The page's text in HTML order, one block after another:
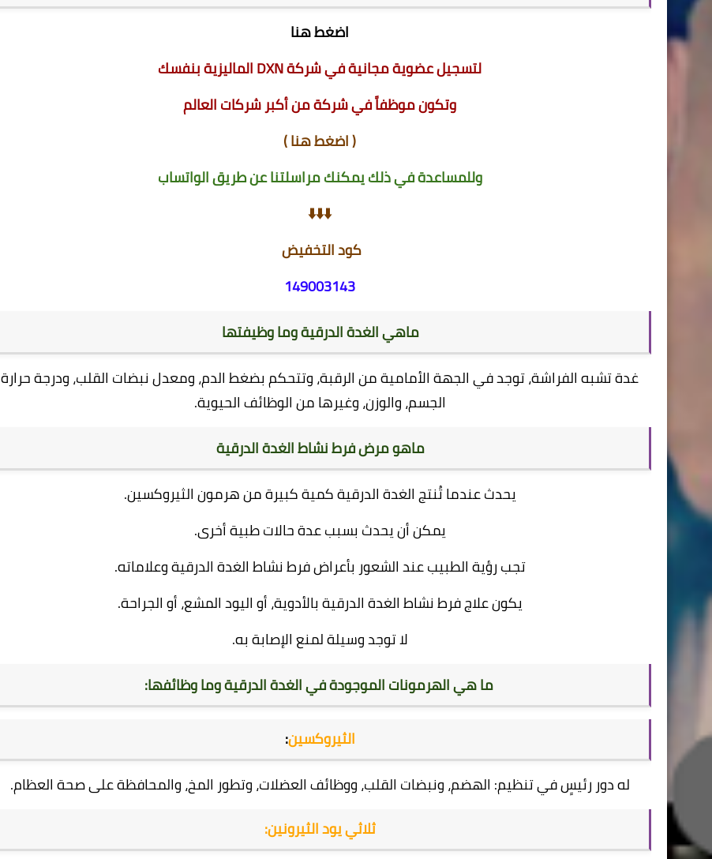
اضغط هنا
لتسجيل عضوية مجانية في شركة DXN الماليزية بنفسك
وتكون موظفاً في شركة من أكبر شركات العالم
(اضغط هنا)
وللمساعدة في ذلك يمكنك مراسلتنا عن طريق الواتساب
⬇️⬇️⬇️
كود التخفيض
149003143
ماهي الغدة الدرقية وما وظيفتها
غدة تشبه الفراشة، توجد في الجهة الأمامية من الرقبة، وتتحكم بضغط الدم، ومعدل نبضات القلب، ودرجة حرارة
الجسم، والوزن، وغيرها من الوظائف الحيوية.
ماهو مرض فرط نشاط الغدة الدرقية
يحدث عندما تُنتج الغدة الدرقية كمية كبيرة من هرمون الثيروكسين.
يمكن أن يحدث بسبب عدة حالات طبية أخرى.
تجب رؤية الطبيب عند الشعور بأعراض فرط نشاط الغدة الدرقية وعلاماته.
يكون علاج فرط نشاط الغدة الدرقية بالأدوية، أو اليود المشع، أو الجراحة.
لا توجد وسيلة لمنع الإصابة به.
ما هي الهرمونات الموجودة في الغدة الدرقية وما وظائفها:
الثيروكسين:
له دور رئيسٍ في تنظيم: الهضم، ونبضات القلب، ووظائف العضلات، وتطور المخ، والمحافظة على صحة العظام.
ثلاثي يود الثيرونين: